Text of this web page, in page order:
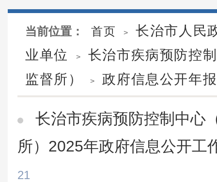
当前位置： 首页 >
长治市人民
业单位
>
长治市疾病预防控
监督所）
> 政府信息公开年报
长治市疾病预防控制中心
所）2025年政府信息公开工
21